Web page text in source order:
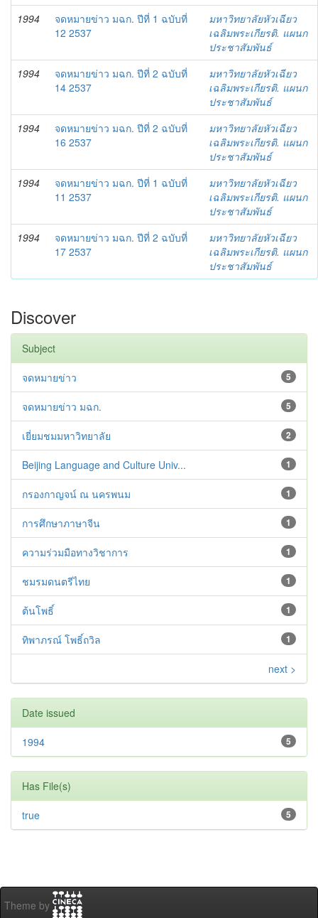
1994
จดหมายข่าว มฉก. ปีที่ 1 ฉบับที่
12 2537
มหาวิทยาลัยหัวเฉียว
เฉลิมพระเกียรติ. แผนก
ประชาสัมพันธ์
1994
จดหมายข่าว มฉก. ปีที่ 2 ฉบับที่
14 2537
มหาวิทยาลัยหัวเฉียว
เฉลิมพระเกียรติ. แผนก
ประชาสัมพันธ์
1994
จดหมายข่าว มฉก. ปีที่ 2 ฉบับที่
16 2537
มหาวิทยาลัยหัวเฉียว
เฉลิมพระเกียรติ. แผนก
ประชาสัมพันธ์
1994
จดหมายข่าว มฉก. ปีที่ 1 ฉบับที่
11 2537
มหาวิทยาลัยหัวเฉียว
เฉลิมพระเกียรติ. แผนก
ประชาสัมพันธ์
1994
จดหมายข่าว มฉก. ปีที่ 2 ฉบับที่
17 2537
มหาวิทยาลัยหัวเฉียว
เฉลิมพระเกียรติ. แผนก
ประชาสัมพันธ์
Discover
Subject
5
จดหมายข่าว
5
จดหมายข่าว มฉก.
2
เยี่ยมชมมหาวิทยาลัย
1
Beijing Language and Culture Univ...
1
กรองกาญจน์ ณ นครพนม
1
การศึกษาภาษาจีน
1
ความร่วมมือทางวิชาการ
1
ชมรมดนตรีไทย
1
ต้นโพธิ์
1
ทิพาภรณ์ โพธิ์ถวิล
next >
Date issued
5
1994
Has File(s)
5
true
Theme by